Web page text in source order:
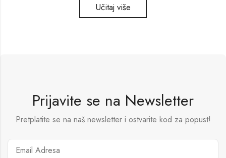
Učitaj više
Prijavite se na Newsletter
Pretplatite se na naš newsletter i ostvarite kod za popust!